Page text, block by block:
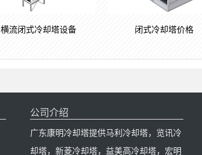
横流闭式冷却塔设备 闭式冷却塔价格
公司介绍
广东康明冷却塔提供马利冷却塔，览讯冷
却塔，新菱冷却塔，益美高冷却塔，宏明